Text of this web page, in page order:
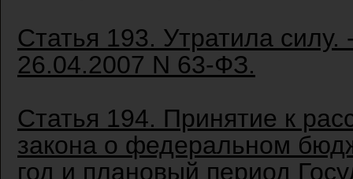
Статья 193. Утратила
26.04.2007 N 63-ФЗ.
Статья 194. Принятие к
закона о федеральном
год и плановый период